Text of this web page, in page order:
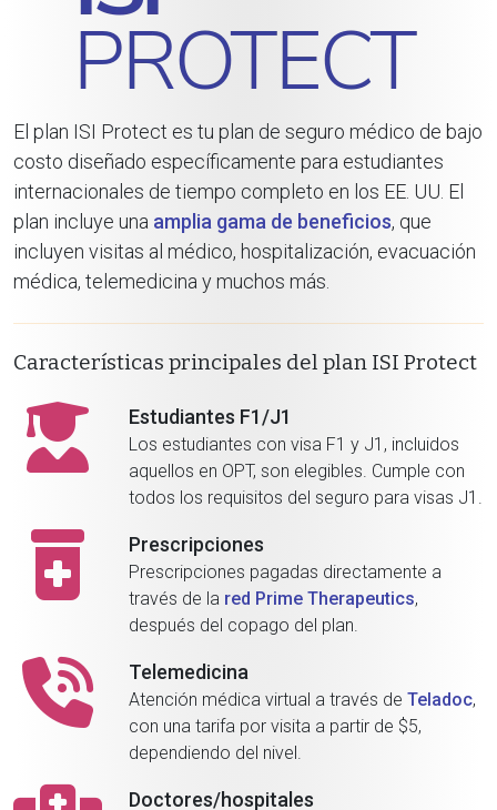
El plan ISI Protect es tu plan de seguro médico de bajo
costo diseñado específicamente para estudiantes
internacionales de tiempo completo en los EE. UU. El
plan incluye una amplia gama de beneficios, que
incluyen visitas al médico, hospitalización, evacuación
médica, telemedicina y muchos más.
Características principales del plan ISI Protect
Estudiantes F1/J1
Los estudiantes con visa F1 y J1, incluidos
aquellos en OPT, son elegibles. Cumple con
todos los requisitos del seguro para visas J1.
Prescripciones
Prescripciones pagadas directamente a
través de la red Prime Therapeutics,
después del copago del plan.
Telemedicina
Atención médica virtual a través de Teladoc,
con una tarifa por visita a partir de $5,
dependiendo del nivel.
Doctores/hospitales